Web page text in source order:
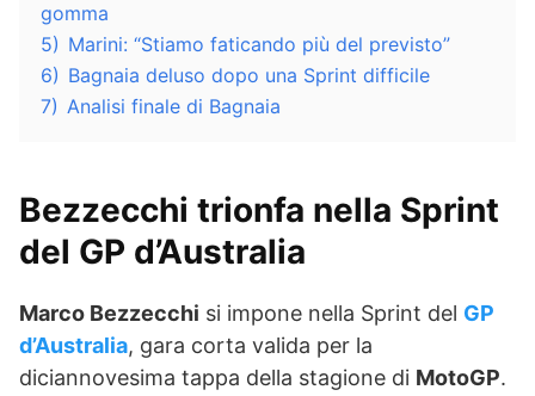
gomma
5) Marini: “Stiamo faticando più del previsto”
6) Bagnaia deluso dopo una Sprint difficile
7) Analisi finale di Bagnaia
Bezzecchi trionfa nella Sprint
del GP d’Australia
Marco Bezzecchi si impone nella Sprint del GP
d’Australia, gara corta valida per la
diciannovesima tappa della stagione di MotoGP.